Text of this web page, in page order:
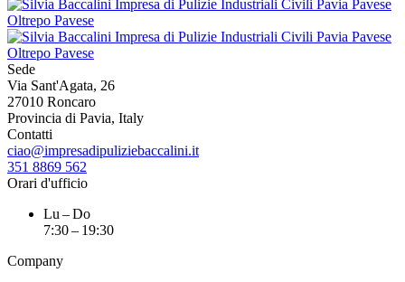
Sede
Via Sant'Agata, 26
27010 Roncaro
Provincia di Pavia, Italy
Contatti
ciao@impresadipuliziebaccalini.it
351 8869 562
Orari d'ufficio
Lu – Do
7:30 – 19:30
Company